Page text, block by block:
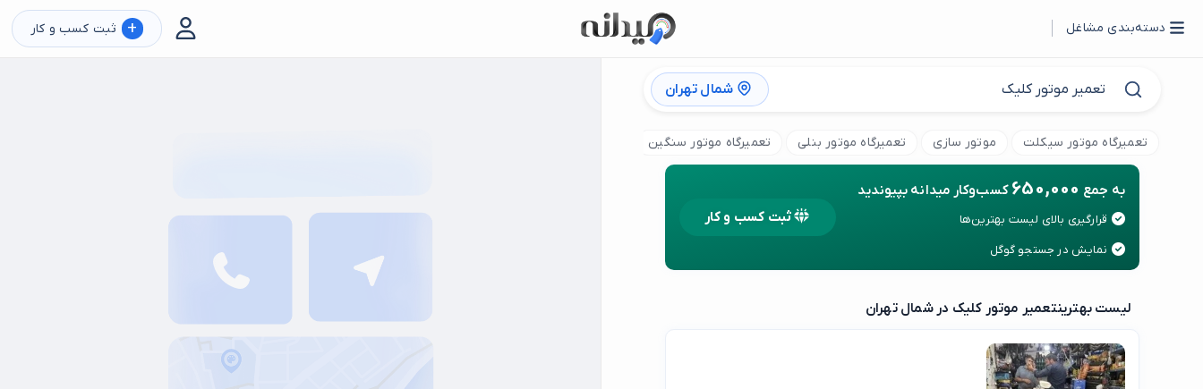
دسته‌بندی مشاغل + ثبت کسب و کار
شمال تهران
تعمیرگاه موتور سیکلت موتور سازی تعمیرگاه موتور بنلی تعمیرگاه موتور سنگین
به جمع 650,000 کسب‌وکار میدانه بپیوندید
قرارگیری بالای لیست بهترین‌ها
نمایش در جستجو گوگل
ثبت کسب و کار
لیست بهترینتعمیر موتور کلیک در شمال تهران